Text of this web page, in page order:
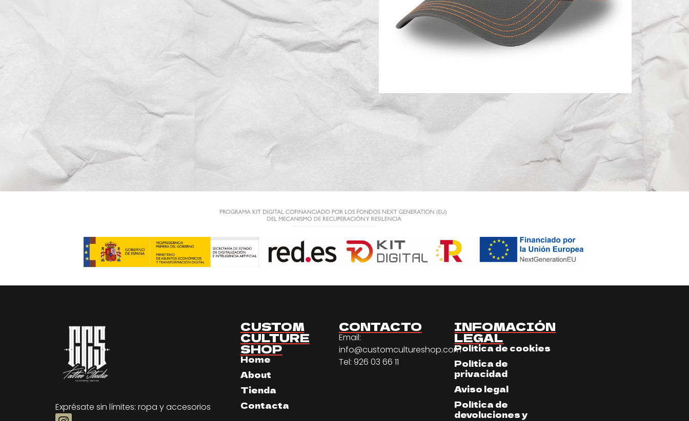
Exprésate sin límites: ropa y accesorios
CUSTOM
CULTURE
SHOP
Home
About
Tienda
Contacta
CONTACTO
Email:
info@customcultureshop.com
Tel: 926 03 66 11
INFOMACIÓN
LEGAL
Política de cookies
Política de
privacidad
Aviso legal
Política de
devoluciones y